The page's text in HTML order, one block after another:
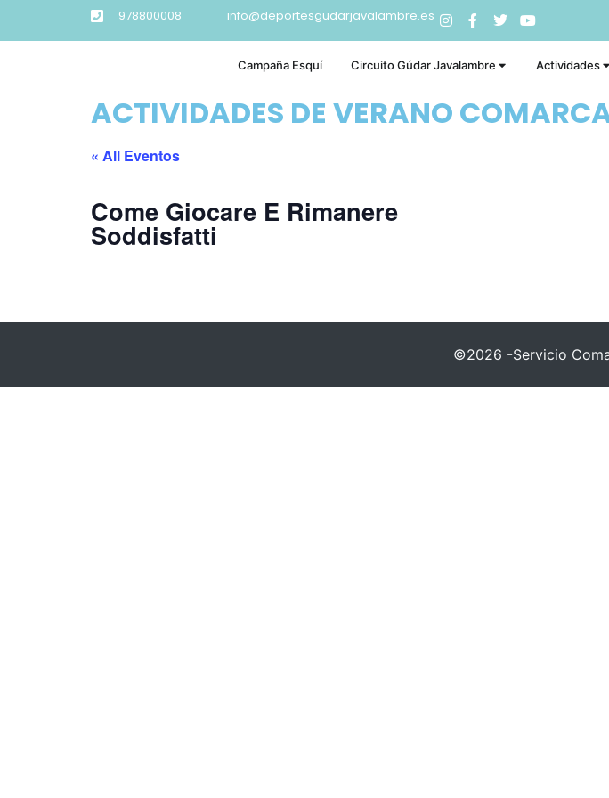
978800008 info@deportesgudarjavalambre.es
Campaña Esquí Circuito Gúdar Javalambre Actividades
ACTIVIDADES DE VERANO
« All Eventos
Come Giocare E Rimanere
Soddisfatti
©2026 -Servicio